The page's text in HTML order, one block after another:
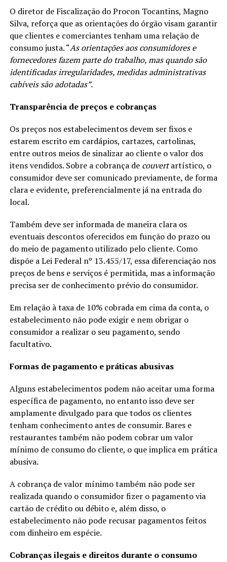
O diretor de Fiscalização do Procon Tocantins, Magno
Silva, reforça que as orientações do órgão visam garantir
que clientes e comerciantes tenham uma relação de
consumo justa. “As orientações aos consumidores e
fornecedores fazem parte do trabalho, mas quando são
identificadas irregularidades, medidas administrativas
cabíveis são adotadas”.
Transparência de preços e cobranças
Os preços nos estabelecimentos devem ser fixos e
estarem escrito em cardápios, cartazes, cartolinas,
entre outros meios de sinalizar ao cliente o valor dos
itens vendidos. Sobre a cobrança de couvertartístico, o
consumidor deve ser comunicado previamente, de forma
clara e evidente, preferencialmente já na entrada do
local.
Também deve ser informada de maneira clara os
eventuais descontos oferecidos em função do prazo ou
do meio de pagamento utilizado pelo cliente. Como
dispõe a Lei Federal nº 13.455/17, essa diferenciação nos
preços de bens e serviços é permitida, mas a informação
precisa ser de conhecimento prévio do consumidor.
Em relação à taxa de 10% cobrada em cima da conta, o
estabelecimento não pode exigir e nem obrigar o
consumidor a realizar o seu pagamento, sendo
facultativo.
Formas de pagamento e práticas abusivas
Alguns estabelecimentos podem não aceitar uma forma
específica de pagamento, no entanto isso deve ser
amplamente divulgado para que todos os clientes
tenham conhecimento antes de consumir. Bares e
restaurantes também não podem cobrar um valor
mínimo de consumo do cliente, o que implica em prática
abusiva.
A cobrança de valor mínimo também não pode ser
realizada quando o consumidor fizer o pagamento via
cartão de crédito ou débito e, além disso, o
estabelecimento não pode recusar pagamentos feitos
com dinheiro em espécie.
Cobranças ilegais e direitos durante o consumo